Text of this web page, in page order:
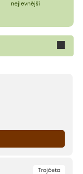
nejlevnější
Trojčeta